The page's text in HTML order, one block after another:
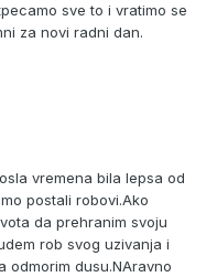
sve to i vratimo se
za novi radni dan.
vremena bila lepsa od
postali robovi.Ako
da prehranim svoju
rob svog uzivanja i
odmorim dusu.NAravno